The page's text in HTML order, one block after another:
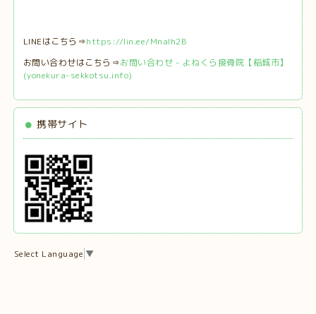
LINEはこちら⇒https://lin.ee/MnaIh2B
お問い合わせはこちら⇒お問い合わせ - よねくら接骨院【稲城市】
(yonekura-sekkotsu.info)
携帯サイト
Select Language ▼